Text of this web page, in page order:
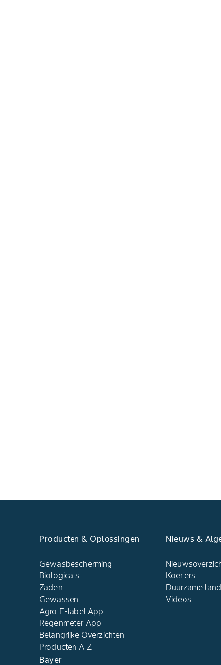
Producten & Oplossingen
Gewasbescherming
Biologicals
Zaden
Gewassen
Agro E-label App
Regenmeter App
Belangrijke Overzichten
Producten A-Z
Nieuws &
Koeriers
Duurzame
Videos
Bayer